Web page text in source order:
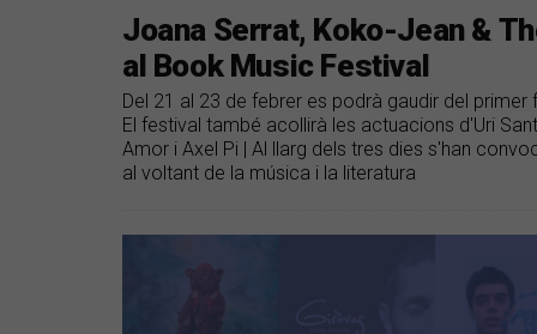
Joana Serrat, Koko-Jean &
al Book Music Festival
Del 21 al 23 de febrer es podrà gaudir del
El festival també acollirà les actuacions d'Uri
Amor i Axel Pi | Al llarg dels tres dies s'han
al voltant de la música i la literatura